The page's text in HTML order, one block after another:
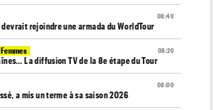
08:40
rejoindre une armada du WorldTour
08:20
La diffusion TV de la 8e étape du Tour
08:00
a mis un terme à sa saison 2026